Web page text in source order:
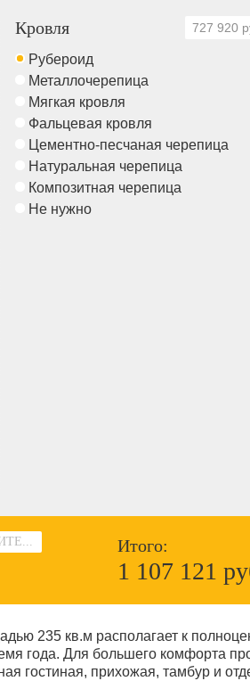
Кровля 727 920
Рубероид
Металлочерепица
Мягкая кровля
Фальцевая кровля
Цементно-песчаная черепица
Натуральная черепица
Композитная черепица
Не нужно
Итого:
1 107 121
235 кв.м располагает к
года. Для большего комфорта
гостиная, прихожая, тамбур и